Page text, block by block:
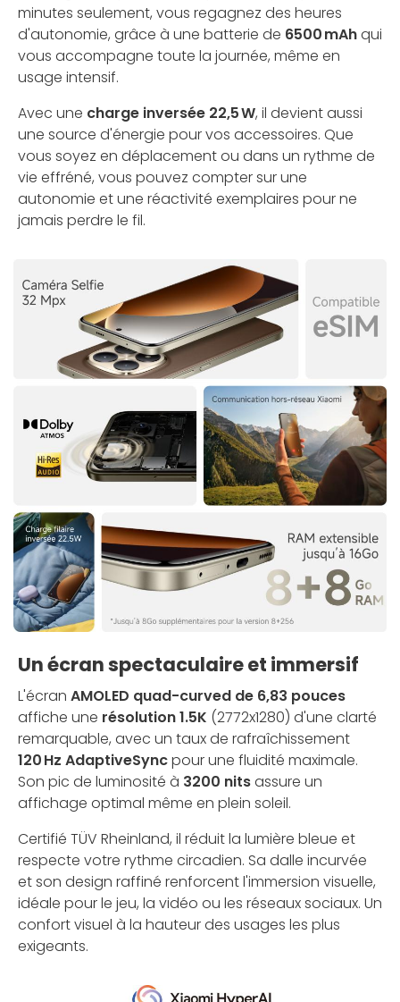
minutes seulement, vous regagnez des heures
d'autonomie, grâce à une batterie de 6500 mAhqui
vous accompagne toute la journée, même en
usage intensif.
Avec une charge inversée 22,5 W, il devient aussi
une source d'énergie pour vos accessoires. Que
vous soyez en déplacement ou dans un rythme de
vie effréné, vous pouvez compter sur une
autonomie et une réactivité exemplaires pour ne
jamais perdre le fil.
Un écran spectaculaire et immersif
L'écran AMOLED quad-curved de 6,83 pouces
affiche une résolution 1.5K (2772x1280) d'une clarté
remarquable, avec un taux de rafraîchissement
120 Hz AdaptiveSyncpour une fluidité maximale.
Son pic de luminosité à 3200 nitsassure un
affichage optimal même en plein soleil.
Certifié TÜV Rheinland, il réduit la lumière bleue et
respecte votre rythme circadien. Sa dalle incurvée
et son design raffiné renforcent l'immersion visuelle,
idéale pour le jeu, la vidéo ou les réseaux sociaux. Un
confort visuel à la hauteur des usages les plus
exigeants.